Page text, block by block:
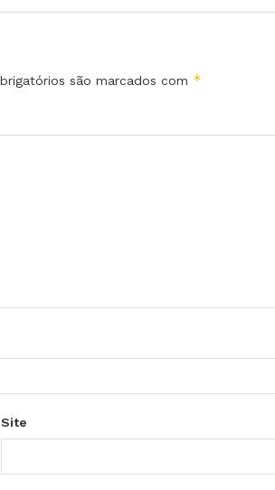
são marcados com *
Site